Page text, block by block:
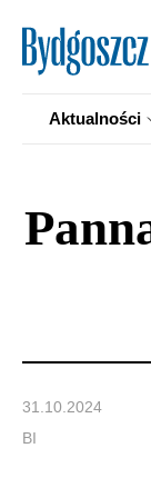
Aktualności
31.10.2024
BI